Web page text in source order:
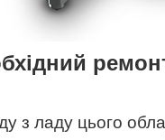
з ладу цього